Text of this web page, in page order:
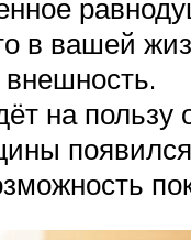
в вашей
на